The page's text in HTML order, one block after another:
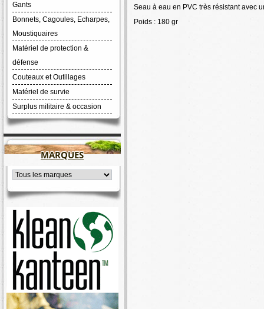
Gants
Bonnets, Cagoules, Echarpes,
Moustiquaires
Matériel de protection &
défense
Couteaux et Outillages
Matériel de survie
Surplus militaire & occasion
MARQUES
Seau à eau en PVC très résistant avec
Poids : 180 gr